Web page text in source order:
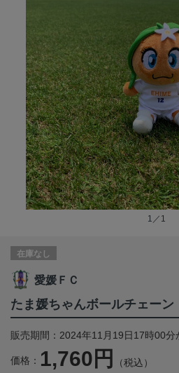
1／1
在庫なし
愛媛ＦＣ
たま媛ちゃんボールチェーン
販売期間：2024年11月19日17時00分
価格： 1,760円 （税込）